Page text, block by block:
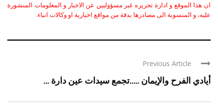
ان هذا الموقع و ادارة تحريره غير مسؤوليين عن الاخبار و المعلومات المنشورة
عليه، و المنسوبة الى مصادرها بدقة من مواقع اخبارية او وكالات انباء.
Previous Article
أيادي الفرح والإيمان …..تجمع سيدات عين دارة ...